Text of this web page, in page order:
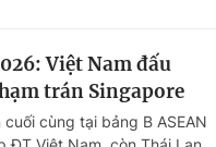
Việt Nam đấu
trán Singapore
cùng tại bảng B ASEAN